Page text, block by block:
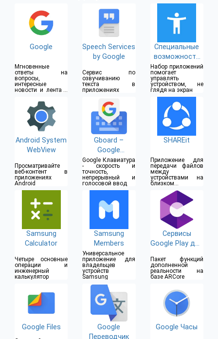
Google
Мгновенные
ответы на
вопросы,
интересные
новости и лента с
обновлениями
Speech Services
by Google
Сервис по
озвучиванию
текста в
приложениях
Специальные
возможности
для Android
Набор приложений
помогает
управлять
устройством, не
глядя на экран
Android System
WebView
Просматривайте
веб-контент в
приложениях
Android
Gboard –
Google
Клавиатура
Google Клавиатура
- скорость и
точность,
непрерывный и
голосовой ввод
SHAREit
Приложение для
передачи файлов
между
устройствами на
близком
расстоянии
Samsung
Calculator
Четыре основные
операции и
инженерный
калькулятор
Samsung
Members
Универсальное
приложение для
владельцев
устройств
Samsung
Сервисы
Google Play для
Пакет функций
дополненной
реальности на
базе ARCore
Google Files
Google
Переводчик
Google Часы